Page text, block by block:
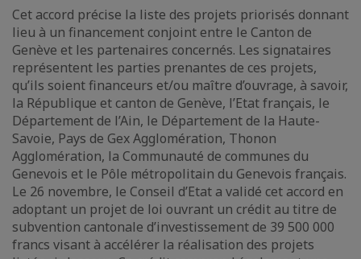
Cet accord précise la liste des projets priorisés donnant
lieu à un financement conjoint entre le Canton de
Genève et les partenaires concernés. Les signataires
représentent les parties prenantes de ces projets,
qu’ils soient financeurs et/ou maître d’ouvrage, à savoir,
la République et canton de Genève, l’Etat français, le
Département de l’Ain, le Département de la Haute-
Savoie, Pays de Gex Agglomération, Thonon
Agglomération, la Communauté de communes du
Genevois et le Pôle métropolitain du Genevois français.
Le 26 novembre, le Conseil d’Etat a validé cet accord en
adoptant un projet de loi ouvrant un crédit au titre de
subvention cantonale d’investissement de 39 500 000
francs visant à accélérer la réalisation des projets